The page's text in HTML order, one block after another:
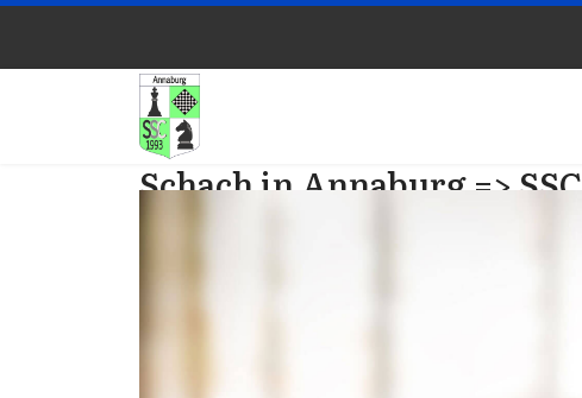
Schach in Annaburg => SSC